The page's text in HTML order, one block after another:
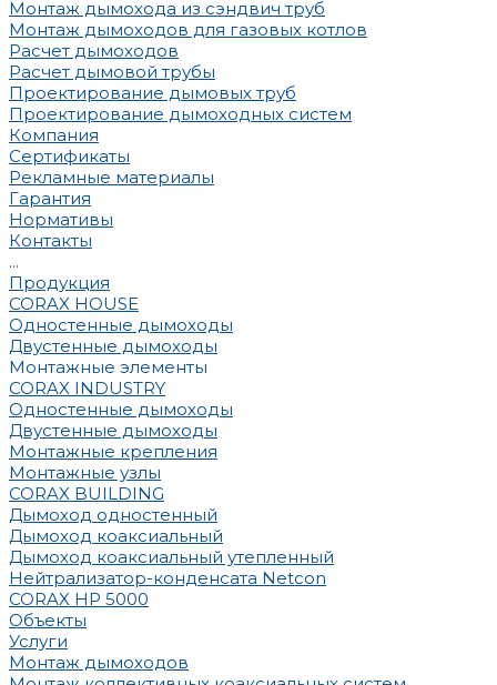
Монтаж дымохода из сэндвич труб
Монтаж дымоходов для газовых котлов
Расчет дымоходов
Расчет дымовой трубы
Проектирование дымовых труб
Проектирование дымоходных систем
Компания
Сертификаты
Рекламные материалы
Гарантия
Нормативы
Контакты
...
Продукция
CORAX HOUSE
Одностенные дымоходы
Двустенные дымоходы
Монтажные элементы
CORAX INDUSTRY
Одностенные дымоходы
Двустенные дымоходы
Монтажные крепления
Монтажные узлы
CORAX BUILDING
Дымоход одностенный
Дымоход коаксиальный
Дымоход коаксиальный утепленный
Нейтрализатор-конденсата Netcon
CORAX HP 5000
Объекты
Услуги
Монтаж дымоходов